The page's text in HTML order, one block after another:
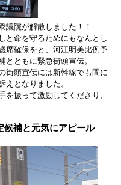
院が解散しました！！
と命を守るためにもなんとし
席確保をと、河江明美比例予
とともに緊急街頭宣伝。
街頭宣伝には新幹線でも間に
えとなりました。
振って激励してくださり、
候補と元気にアピール